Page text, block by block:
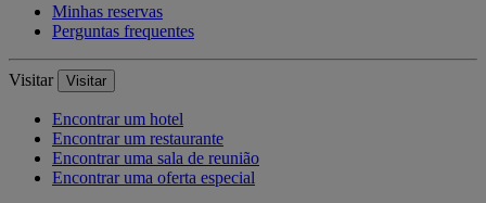
Minhas reservas
Perguntas frequentes
Visitar Visitar
Encontrar um hotel
Encontrar um restaurante
Encontrar uma sala de reunião
Encontrar uma oferta especial